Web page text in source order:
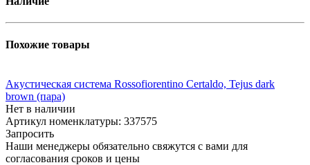
Похожие товары
Акустическая система Rossofiorentino Certaldo, Tejus dark
brown (пара)
Нет в наличии
Артикул номенклатуры: 337575
Запросить
Наши менеджеры обязательно свяжутся с вами для
согласования сроков и цены